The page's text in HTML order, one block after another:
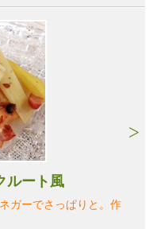
ルート風
ガーでさっぱりと。作